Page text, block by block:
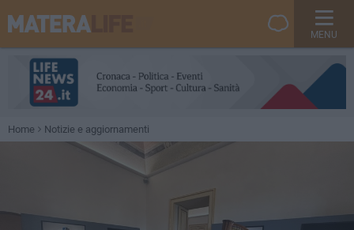
MENU
Home Notizie e aggiornamenti